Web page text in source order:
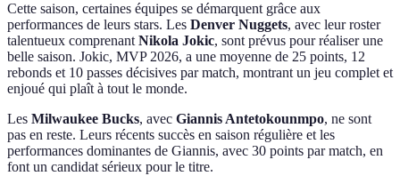
Cette saison, certaines équipes se démarquent grâce aux
performances de leurs stars. Les Denver Nuggets, avec leur roster
talentueux comprenantNikola Jokic, sont prévus pour réaliser une
belle saison. Jokic, MVP 2026, a une moyenne de 25 points, 12
rebonds et 10 passes décisives par match, montrant un jeu complet et
enjoué qui plaît à tout le monde.
Les Milwaukee Bucks, avec Giannis Antetokounmpo, ne sont
pas en reste. Leurs récents succès en saison régulière et les
performances dominantes de Giannis, avec 30 points par match, en
font un candidat sérieux pour le titre.